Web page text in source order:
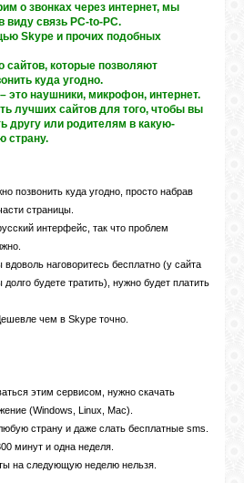
о звонках через интернет, мы
связь PC-to-PC.
Skype и прочих подобных
сайтов, которые позволяют
куда угодно.
это наушники, микрофон, интернет.
лучших сайтов для того, чтобы вы
другу или родителям в какую-
страну.
позвонить куда угодно, просто набрав
страницы.
интерфейс, так что проблем
вдоволь наговоритесь бесплатно (у сайта
будете тратить), нужно будет платить
чем в Skype точно.
этим сервисом, нужно скачать
(Windows, Linux, Mac).
страну и даже слать бесплатные sms.
минут и одна неделя.
на следующую неделю нельзя.